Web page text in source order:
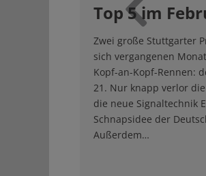
Top 5 im
Zwei große Stuttgarter
sich vergangenen
Kopf-an-Kopf-Rennen:
21. Nur knapp verlor
die neue Signaltechnik
Schnapsidee der
Außerdem…
Zurück